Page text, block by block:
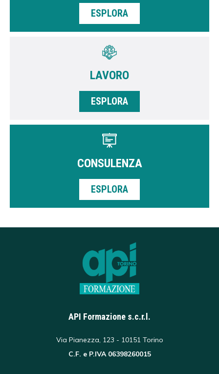
ESPLORA
LAVORO
ESPLORA
CONSULENZA
ESPLORA
API Formazione s.c.r.l.
Via Pianezza, 123 - 10151 Torino
C.F. e P.IVA 06398260015